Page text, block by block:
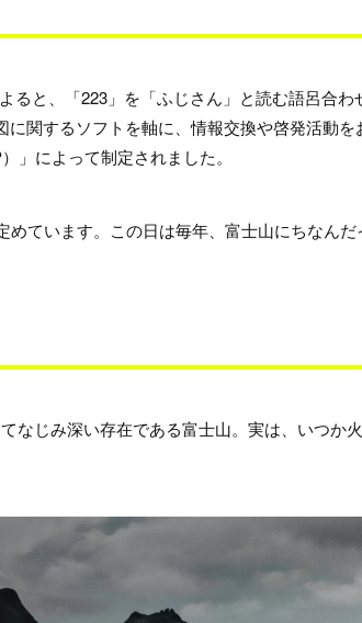
ると、「223」を「ふじさん」と読む語呂合わ
関するソフトを軸に、情報交換や啓発活動を
」によって制定されました。
ています。この日は毎年、富士山にちなんだ
なじみ深い存在である富士山。実は、いつか